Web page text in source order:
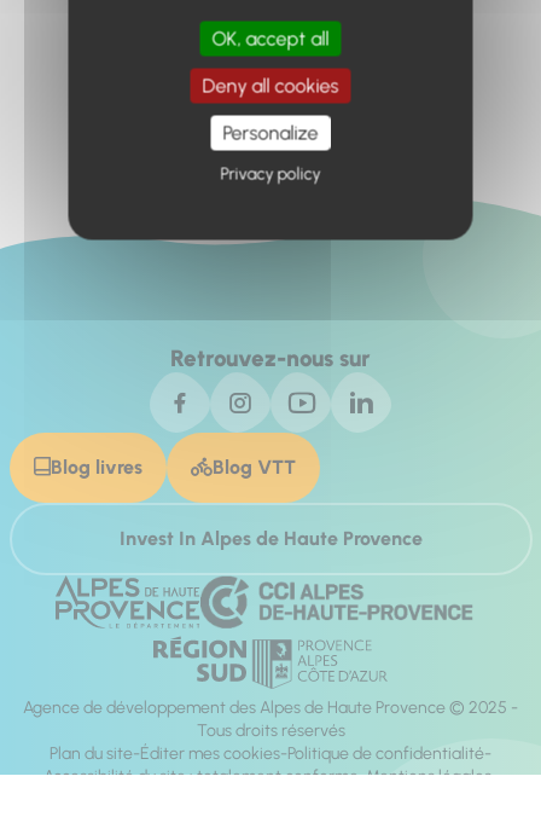
Retour à l'accueil
Retrouvez-nous sur
Blog livres Blog VTT
Invest In Alpes de Haute Provence
Agence de développement des Alpes de Haute Provence © 2025 -
Tous droits réservés
Plan du site Éditer mes cookies Politique de confidentialité
Accessibilité du site : totalement conforme Mentions légales
OK, accept all
Deny all cookies
Personalize
Privacy policy